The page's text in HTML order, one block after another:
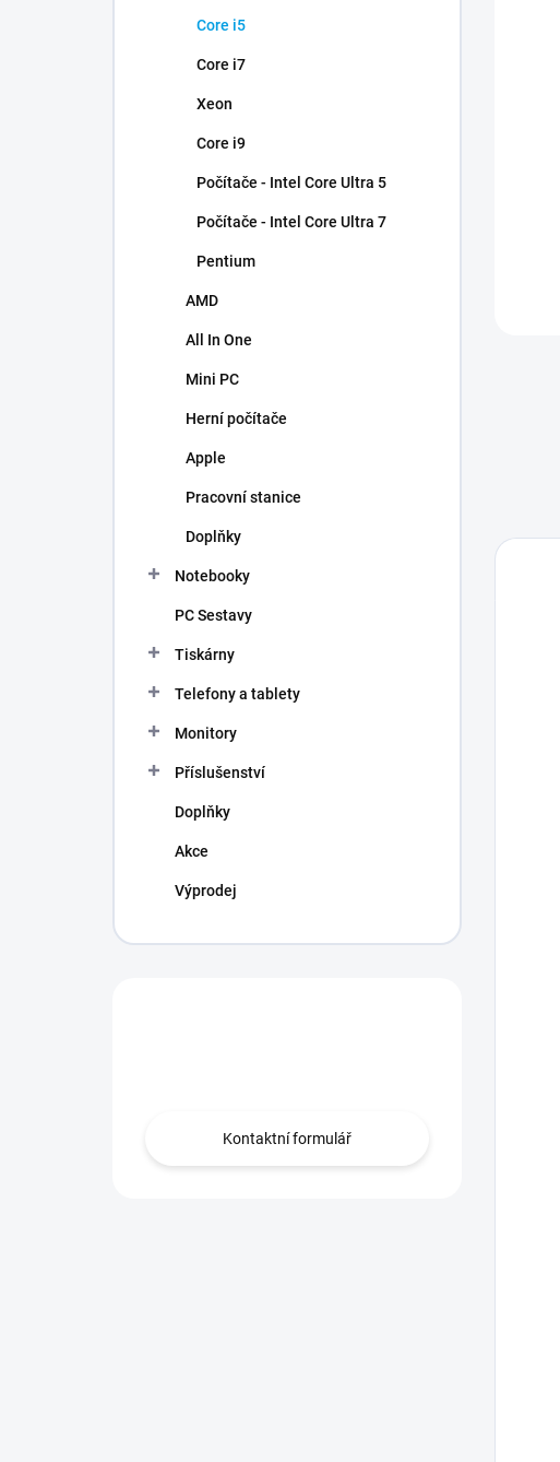
Core i5
Core i7
Xeon
Core i9
Počítače - Intel Core Ultra 5
Počítače - Intel Core Ultra 7
Pentium
AMD
All In One
Mini PC
Herní počítače
Apple
Pracovní stanice
Doplňky
Notebooky
PC Sestavy
Tiskárny
Telefony a tablety
Monitory
Příslušenství
Doplňky
Akce
Výprodej
Kontaktní formulář